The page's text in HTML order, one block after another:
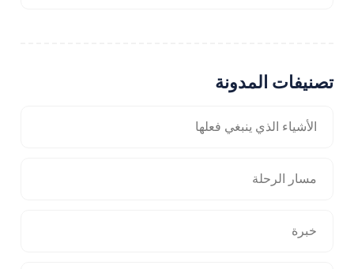
تصنيفات المدونة
الأشياء الذي ينبغي فعلها
مسار الرحلة
خبرة